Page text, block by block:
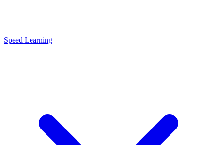
Speed Learning